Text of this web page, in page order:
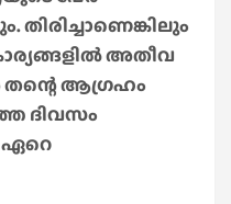
തിരിച്ചാണെങ്കിലും
അതീവ
തന്റെ ആഗ്രഹം
ദിവസം
ഏറെ